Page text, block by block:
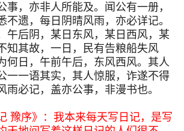
事，亦非人所能及。闻公有一册，
不遗，每日阴晴风雨，亦必详记。
午后阴，某日东风，某日西风，某
知其故，一日，民有告粮船失风
何日，午前午后，东风西风。其人
一一语其实，其人惊服，诈遂不得
雨必记，盖亦公事，非漫书也。
豫序》：我本来每天写日记，是写